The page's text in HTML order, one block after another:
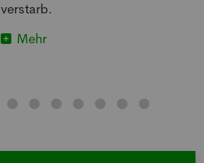
verstarb.
Mehr